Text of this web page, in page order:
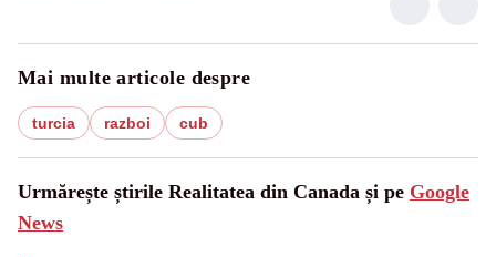
Mai multe articole despre
turcia razboi cub
Urmărește știrile Realitatea din Canada și pe Google
News